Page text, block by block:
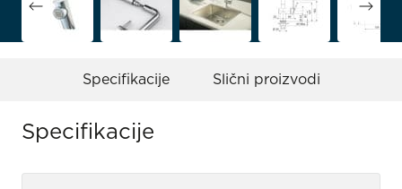
Specifikacije Slični proizvodi
Specifikacije